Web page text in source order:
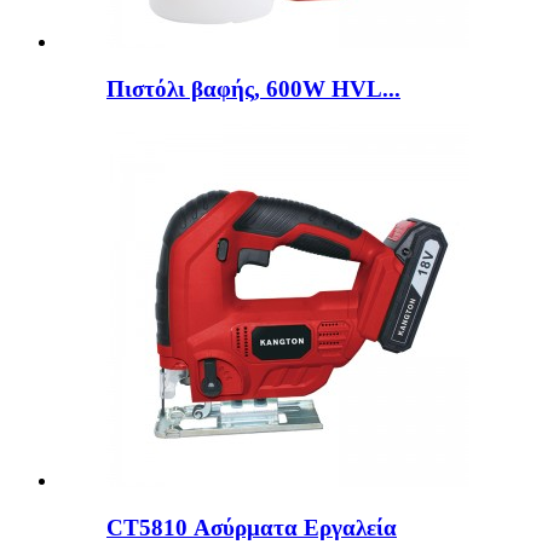
Πιστόλι βαφής, 600W HVL...
CT5810 Ασύρματα Εργαλεία